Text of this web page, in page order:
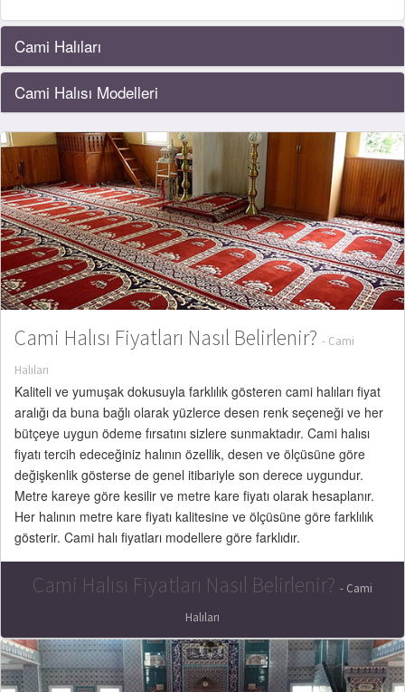
Cami Halıları
Cami Halısı Modelleri
Cami Halısı Fiyatları Nasıl Belirlenir? - Cami
Halıları
Kaliteli ve yumuşak dokusuyla farklılık gösteren cami halıları fiyat
aralığı da buna bağlı olarak yüzlerce desen renk seçeneği ve her
bütçeye uygun ödeme fırsatını sizlere sunmaktadır. Cami halısı
fiyatı tercih edeceğiniz halının özellik, desen ve ölçüsüne göre
değişkenlik gösterse de genel itibariyle son derece uygundur.
Metre kareye göre kesilir ve metre kare fiyatı olarak hesaplanır.
Her halının metre kare fiyatı kalitesine ve ölçüsüne göre farklılık
gösterir. Cami halı fiyatları modellere göre farklıdır.
Cami Halısı Fiyatları Nasıl Belirlenir? - Cami
Halıları